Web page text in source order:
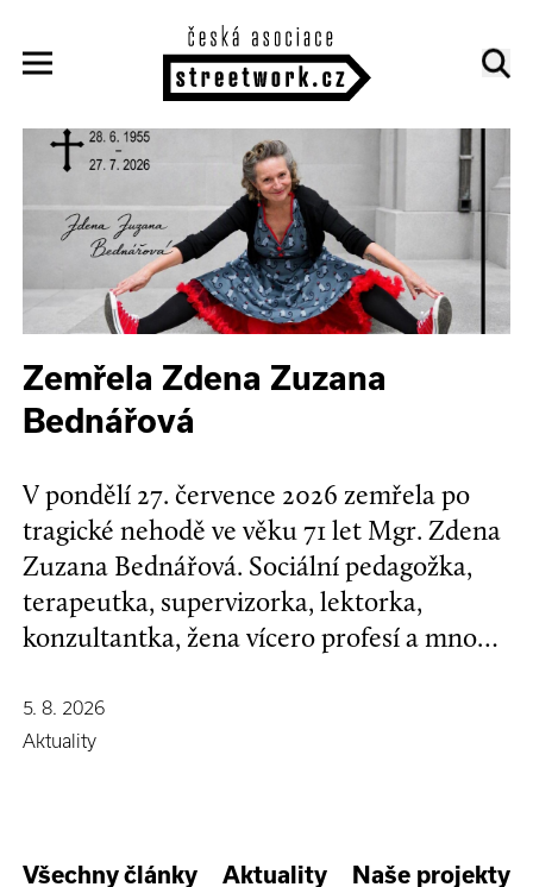
Zemřela Zdena Zuzana
Bednářová
V pondělí 27. července 2026 zemřela po
tragické nehodě ve věku 71 let Mgr. Zdena
Zuzana Bednářová. Sociální pedagožka,
terapeutka, supervizorka, lektorka,
konzultantka, žena vícero profesí a mnoha
nespoutanou povahou.
5. 8. 2026
Aktuality
Všechny články Aktuality
Naše projekty